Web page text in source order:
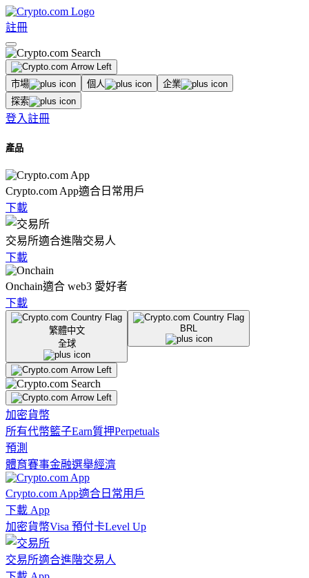
註冊
市場 個人
企業
探索
登入註冊
產品
Crypto.com App適合日常用戶
下載
交易所適合進階交易人
下載
Onchain適合 web3 愛好者
下載
繁體中文
全球
BRL
加密貨幣
所有代幣籃子Earn質押Perpetuals
預測
體育賽事金融選舉經濟
Crypto.com App適合日常用戶
下載 App
加密貨幣Visa 預付卡Level Up
交易所適合進階交易人